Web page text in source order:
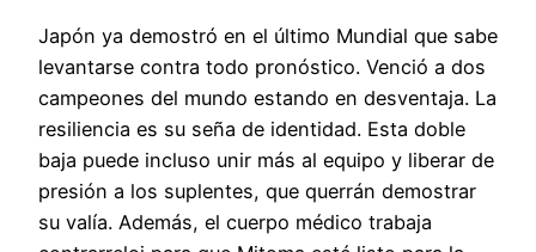
Japón ya demostró en el último Mundial que sabe
levantarse contra todo pronóstico. Venció a dos
campeones del mundo estando en desventaja. La
resiliencia es su seña de identidad. Esta doble
baja puede incluso unir más al equipo y liberar de
presión a los suplentes, que querrán demostrar
su valía. Además, el cuerpo médico trabaja